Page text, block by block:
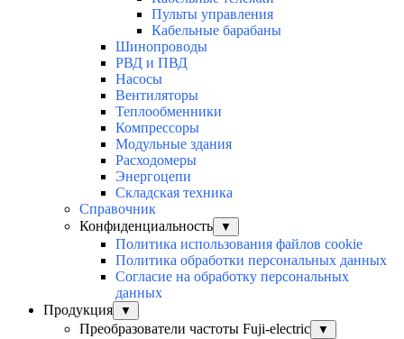
Пульты управления
Кабельные барабаны
Шинопроводы
РВД и ПВД
Насосы
Вентиляторы
Теплообменники
Компрессоры
Модульные здания
Расходомеры
Энергоцепи
Складская техника
Справочник
Конфиденциальность
▼
Политика использования файлов cookie
Политика обработки персональных данных
Согласие на обработку персональных
данных
Продукция
▼
Преобразователи частоты Fuji-electric ▼